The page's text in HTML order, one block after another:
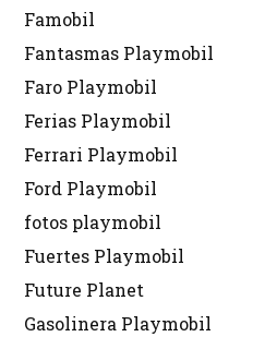
Famobil
Fantasmas Playmobil
Faro Playmobil
Ferias Playmobil
Ferrari Playmobil
Ford Playmobil
fotos playmobil
Fuertes Playmobil
Future Planet
Gasolinera Playmobil